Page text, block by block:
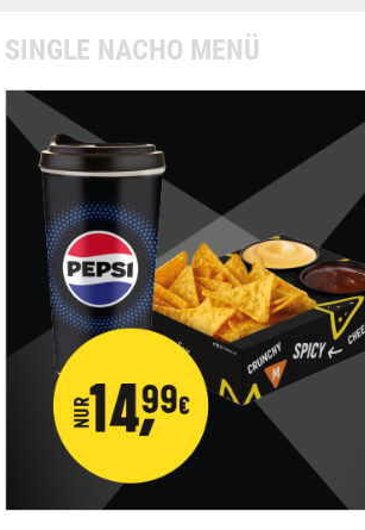
SINGLE NACHO MENÜ